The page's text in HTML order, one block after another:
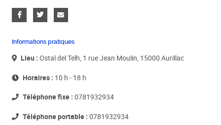
Informations pratiques
Lieu : Ostal del Telh, 1 rue Jean Moulin, 15000 Aurillac
Horaires : 10 h - 18 h
Téléphone fixe : 0781932934
Téléphone portable : 0781932934